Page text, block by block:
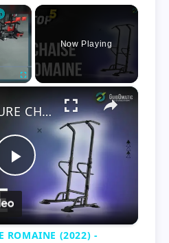
×
Now Playing
×
P
Comparatif & Guide d'achat
ROMAINE (2022) -